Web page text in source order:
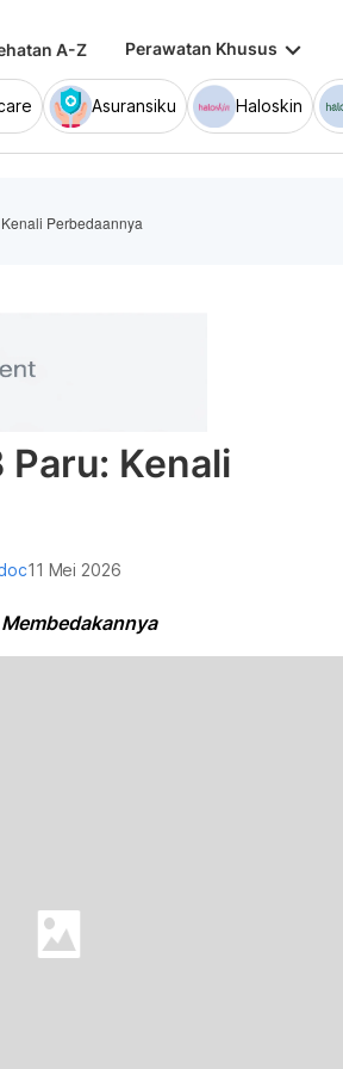
A-Z Perawatan Khusus keyboard_arrow_down
Asuransiku Haloskin
Perbedaannya
Paru: Kenali
11 Mei 2026